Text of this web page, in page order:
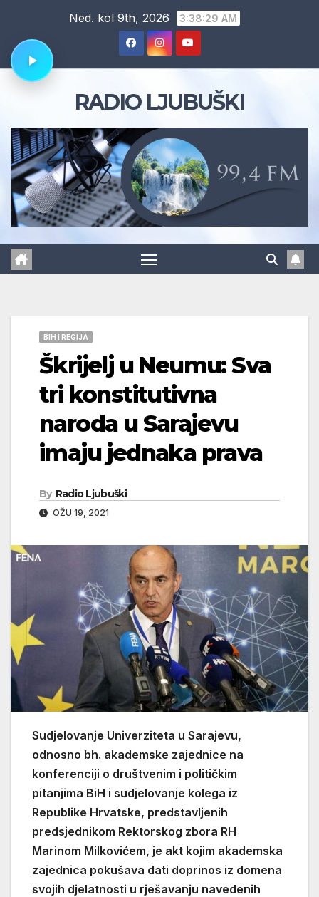
content
Ned. kol 9th, 2026 3:38:30 AM
RADIO LJUBUŠKI
BIH I REGIJA
Škrijelj u Neumu: Sva
tri konstitutivna
naroda u Sarajevu
imaju jednaka prava
By Radio Ljubuški
OŽU 19, 2021
Sudjelovanje Univerziteta u Sarajevu,
odnosno bh. akademske zajednice na
konferenciji o društvenim i političkim
pitanjima BiH i sudjelovanje kolega iz
Republike Hrvatske, predstavljenih
predsjednikom Rektorskog zbora RH
Marinom Milkovićem, je akt kojim akademska
zajednica pokušava dati doprinos iz domena
svojih djelatnosti u rješavanju navedenih